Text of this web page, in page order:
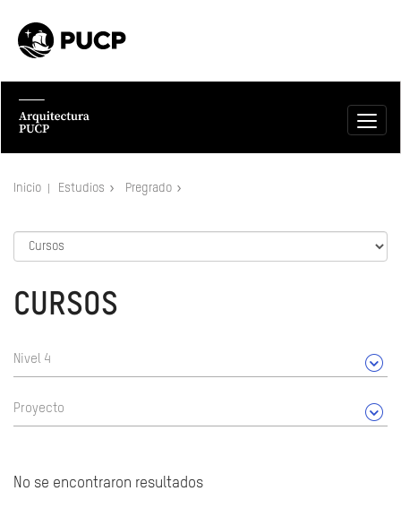
Inicio Estudios Pregrado
CURSOS
Nivel 4
Proyecto
No se encontraron resultados